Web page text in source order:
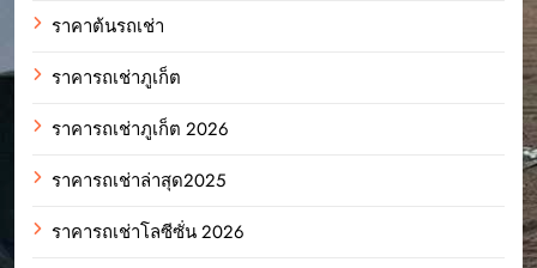
ราคาต้นรถเช่า
ราคารถเช่าภูเก็ต
ราคารถเช่าภูเก็ต 2026
ราคารถเช่าล่าสุด2025
ราคารถเช่าโลซีซั่น 2026